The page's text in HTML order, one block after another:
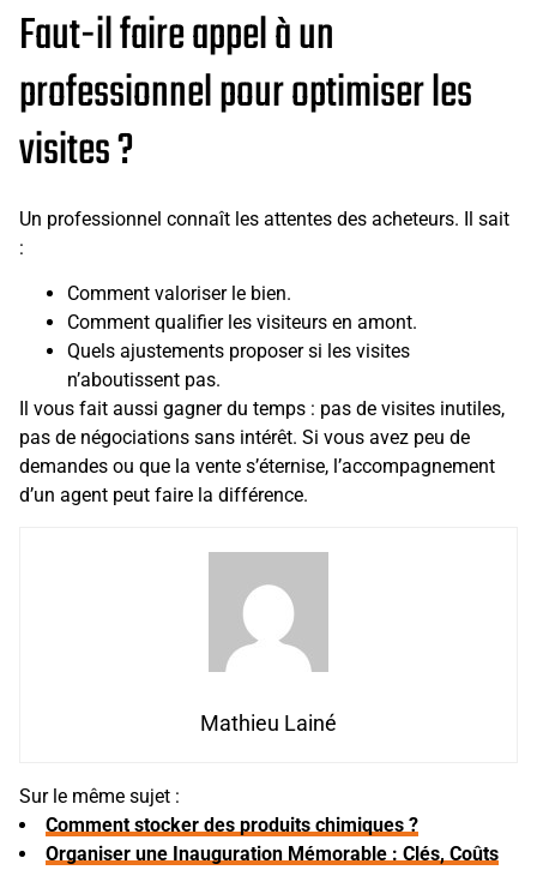
Faut-il faire appel à un
professionnel pour optimiser les
visites ?
Un professionnel connaît les attentes des acheteurs. Il sait
:
Comment valoriser le bien.
Comment qualifier les visiteurs en amont.
Quels ajustements proposer si les visites
n’aboutissent pas.
Il vous fait aussi gagner du temps : pas de visites inutiles,
pas de négociations sans intérêt. Si vous avez peu de
demandes ou que la vente s’éternise, l’accompagnement
d’un agent peut faire la différence.
Mathieu Lainé
Sur le même sujet :
Comment stocker des produits chimiques ?
Organiser une Inauguration Mémorable : Clés, Coûts